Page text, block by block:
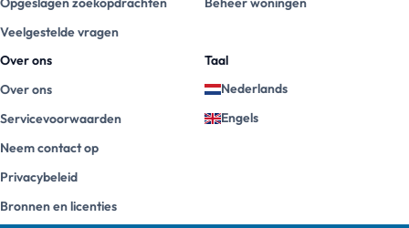
Veelgestelde vragen
Over ons
Over ons
Servicevoorwaarden
Neem contact op
Privacybeleid
Bronnen en licenties
Taal
Nederlands
Engels